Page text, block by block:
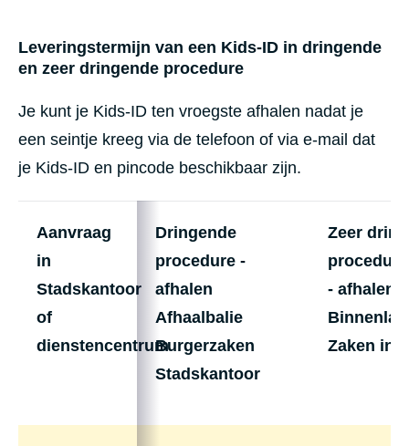
Leveringstermijn van een Kids-ID in dringende
en zeer dringende procedure
Je kunt je Kids-ID ten vroegste afhalen nadat je
een seintje kreeg via de telefoon of via e-mail dat
je Kids-ID en pincode beschikbaar zijn.
Aanvraag
in
Stadskantoor
of
dienstencentrum
Dringende
procedure -
afhalen
Afhaalbalie
Burgerzaken
Stadskantoor
Zeer
procedure
- afhalen
Zaken in